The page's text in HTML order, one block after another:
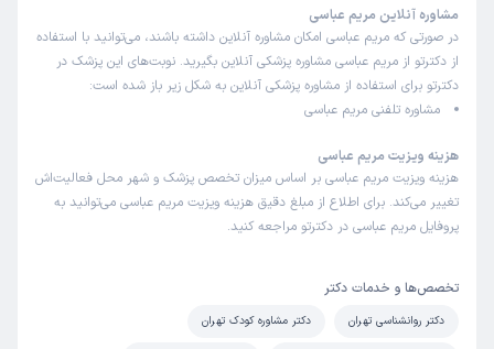
مشاوره آنلاین مریم عباسی
در صورتی که مریم عباسی امکان مشاوره آنلاین داشته باشند، می‌توانید با استفاده
از دکترتو از مریم عباسی مشاوره پزشکی آنلاین بگیرید. نوبت‌های این پزشک در
دکترتو برای استفاده از مشاوره پزشکی آنلاین به شکل زیر باز شده است:
مشاوره تلفنی مریم عباسی
هزینه ویزیت مریم عباسی
هزینه ویزیت مریم عباسی بر اساس میزان تخصص پزشک و شهر محل فعالیت‌اش
تغییر می‌کند. برای اطلاع از مبلغ دقیق هزینه ویزیت مریم عباسی می‌توانید به
پروفایل مریم عباسی در دکترتو مراجعه کنید.
تخصص‌ها و خدمات دکتر
دکتر روانشناسی تهران دکتر مشاوره کودک تهران